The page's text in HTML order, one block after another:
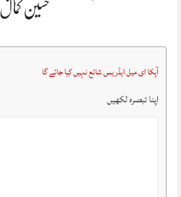
حسین کمال
آپکا ای میل ایڈریس شائع نہیں کیا جائے گا
اپنا تبصرہ لکھیں